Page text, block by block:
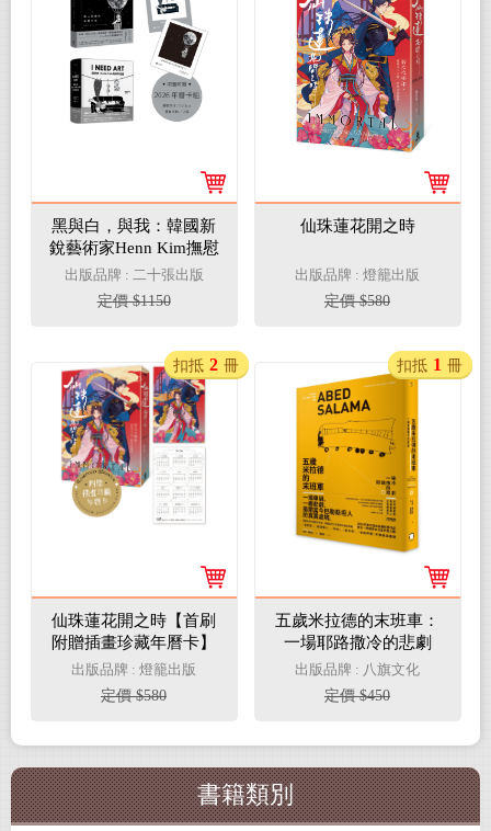
黑與白，與我：韓國新
銳藝術家Henn Kim撫慰
當代心靈的療癒創作
【限量附贈2026年曆卡
組】（二冊套書：I
的美麗宇宙）
出版品牌 : 二十張出版
定價 $1150
仙珠蓮花開之時
出版品牌 : 燈籠出版
定價 $580
仙珠蓮花開之時【首刷
附贈插畫珍藏年曆卡】
出版品牌 : 燈籠出版
定價 $580
扣抵 2 冊
五歲米拉德的末班車：
一場耶路撒冷的悲劇
出版品牌 : 八旗文化
定價 $450
扣抵 1 冊
書籍類別